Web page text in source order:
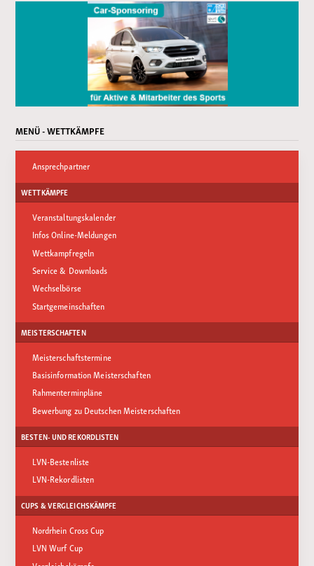
MENÜ - WETTKÄMPFE
Ansprechpartner
WETTKÄMPFE
Veranstaltungskalender
Infos Online-Meldungen
Wettkampfregeln
Service & Downloads
Wechselbörse
Startgemeinschaften
MEISTERSCHAFTEN
Meisterschaftstermine
Basisinformation Meisterschaften
Rahmenterminpläne
Bewerbung zu Deutschen Meisterschaften
BESTEN- UND REKORDLISTEN
LVN-Bestenliste
LVN-Rekordlisten
CUPS & VERGLEICHSKÄMPFE
Nordrhein Cross Cup
LVN Wurf Cup